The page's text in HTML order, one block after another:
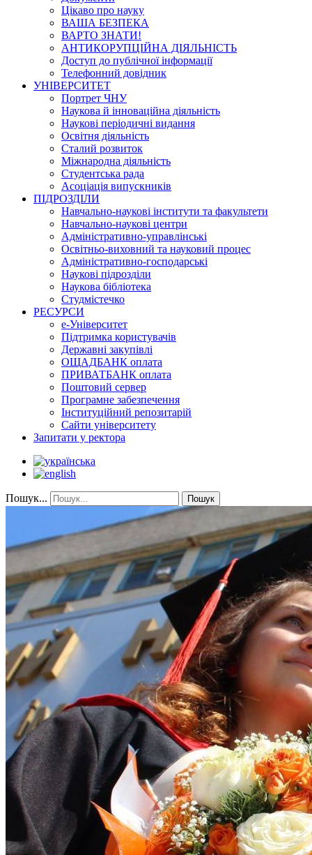
Цікаво про науку
ВАША БЕЗПЕКА
ВАРТО ЗНАТИ!
АНТИКОРУПЦІЙНА ДІЯЛЬНІСТЬ
Доступ до публічної інформації
Телефонний довідник
УНІВЕРСИТЕТ
Портрет ЧНУ
Наукова й інноваційна діяльність
Наукові періодичні видання
Освітня діяльність
Сталий розвиток
Міжнародна діяльність
Студентська рада
Асоціація випускників
ПІДРОЗДІЛИ
Навчально-наукові інститути та факультети
Навчально-наукові центри
Адміністративно-управлінські
Освітньо-виховний та науковий процес
Адміністративно-господарські
Наукові підрозділи
Наукова бібліотека
Студмістечко
РЕСУРСИ
е-Університет
Підтримка користувачів
Державні закупівлі
ОЩАДБАНК оплата
ПРИВАТБАНК оплата
Поштовий сервер
Програмне забезпечення
Інституційний репозитарій
Сайти університету
Запитати у ректора
Пошук... Пошук